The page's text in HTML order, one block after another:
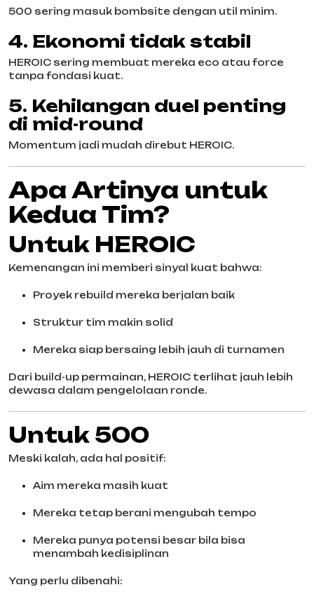
500 sering masuk bombsite dengan util minim.
4. Ekonomi tidak stabil
HEROIC sering membuat mereka eco atau force
tanpa fondasi kuat.
5. Kehilangan duel penting
di mid-round
Momentum jadi mudah direbut HEROIC.
Apa Artinya untuk
Kedua Tim?
Untuk HEROIC
Kemenangan ini memberi sinyal kuat bahwa:
Proyek rebuild mereka berjalan baik
Struktur tim makin solid
Mereka siap bersaing lebih jauh di turnamen
Dari build-up permainan, HEROIC terlihat jauh lebih
dewasa dalam pengelolaan ronde.
Untuk 500
Meski kalah, ada hal positif:
Aim mereka masih kuat
Mereka tetap berani mengubah tempo
Mereka punya potensi besar bila bisa
menambah kedisiplinan
Yang perlu dibenahi: